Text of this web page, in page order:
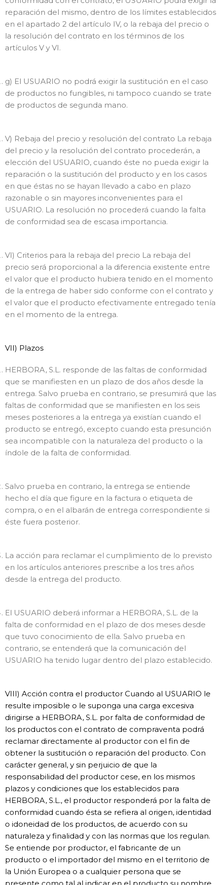
reparación del mismo, dentro de los límites establecidos
en el apartado 2 del artículo IV, o la rebaja del precio o
la resolución del contrato en los términos de los
artículos V y VI.
g) El USUARIO no podrá exigir la sustitución en el caso
de productos no fungibles, ni tampoco cuando se trate
de productos de segunda mano.
V) Rebaja del precio y resolución del contrato La rebaja
del precio y la resolución del contrato procederán, a
elección del USUARIO, cuando éste no pueda exigir la
reparación o la sustitución del producto y en los casos
en que éstas no se hayan llevado a cabo en plazo
razonable o sin mayores inconvenientes para el
USUARIO. La resolución no procederá cuando la falta
de conformidad sea de escasa importancia.
VI) Criterios para la rebaja del precio La rebaja del
precio será proporcional a la diferencia existente entre
el valor que el producto hubiera tenido en el momento
de la entrega de haber sido conforme con el contrato y
el valor que el producto efectivamente entregado tenía
en el momento de la entrega.
VII) Plazos
HERBORA, S.L. responde de las faltas de conformidad
que se manifiesten en un plazo de dos años desde la
entrega. Salvo prueba en contrario, se presumirá que las
faltas de conformidad que se manifiesten en los seis
meses posteriores a la entrega ya existían cuando el
producto se entregó, excepto cuando esta presunción
sea incompatible con la naturaleza del producto o la
índole de la falta de conformidad.
Salvo prueba en contrario, la entrega se entiende
hecho el día que figure en la factura o etiqueta de
compra, o en el albarán de entrega correspondiente si
éste fuera posterior.
La acción para reclamar el cumplimiento de lo previsto
en los artículos anteriores prescribe a los tres años
desde la entrega del producto.
El USUARIO deberá informar a HERBORA, S.L. de la
falta de conformidad en el plazo de dos meses desde
que tuvo conocimiento de ella. Salvo prueba en
contrario, se entenderá que la comunicación del
USUARIO ha tenido lugar dentro del plazo establecido.
VIII) Acción contra el productor Cuando al USUARIO le
resulte imposible o le suponga una carga excesiva
dirigirse a HERBORA, S.L. por falta de conformidad de
los productos con el contrato de compraventa podrá
reclamar directamente al productor con el fin de
obtener la sustitución o reparación del producto. Con
carácter general, y sin perjuicio de que la
responsabilidad del productor cese, en los mismos
plazos y condiciones que los establecidos para
HERBORA, S.L., el productor responderá por la falta de
conformidad cuando ésta se refiera al origen, identidad
o idoneidad de los productos, de acuerdo con su
naturaleza y finalidad y con las normas que los regulan.
Se entiende por productor, el fabricante de un
producto o el importador del mismo en el territorio de
la Unión Europea o a cualquier persona que se